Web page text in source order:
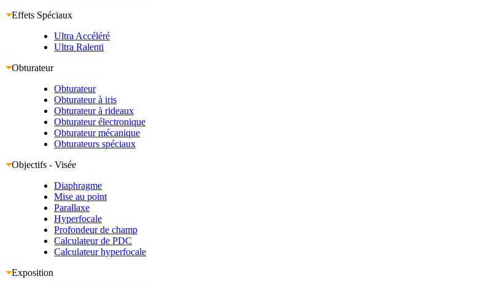
Effets Spéciaux
Ultra Accéléré
Ultra Ralenti
Obturateur
Obturateur
Obturateur à iris
Obturateur à rideaux
Obturateur électronique
Obturateur mécanique
Obturateurs spéciaux
Objectifs - Visée
Diaphragme
Mise au point
Parallaxe
Hyperfocale
Profondeur de champ
Calculateur de PDC
Calculateur hyperfocale
Exposition